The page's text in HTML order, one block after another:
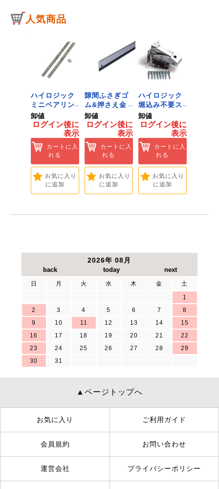
【注意事項】 ボルト・ナットのサイズに合ったも
ソケットはボルト・ナットに対して斜め掛けや浅
掛けをしないよう、奥まで完全に差し込んで使用
してください。
人気商品
ハイロジック
ミニベアリン
グタイプ 310
ミリ 72958
Hardware]
卸値
ログイン後に
表示
カートに入
れる
お気に入り
に追加
隙間ふさぎゴ
ム&押さえ金
物 72909
卸値
ログイン後に
表示
カートに入
れる
お気に入り
に追加
ハイロジック
堀込み不要ス
ライド蝶番S
無兼用 P-726
Hardware]
卸値
ログイン後に
表示
カートに入
れる
お気に入り
に追加
2026年 08月
日 月 火 水 木 金
土
1
2
3 4 5 6 7
8
9
10 11 12 13 14
15
16
17 18 19 20 21
22
23
24 25 26 27 28
29
30
31
▲ページトップへ
お気に入り ご利用ガイド
会員規約 お問い合わせ
運営会社 プライバシーポリシー